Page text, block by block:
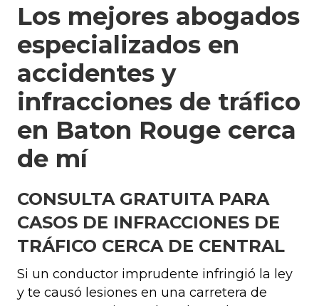
Los mejores abogados
especializados en
accidentes y
infracciones de tráfico
en Baton Rouge cerca
de mí
CONSULTA GRATUITA PARA
CASOS DE INFRACCIONES DE
TRÁFICO CERCA DE CENTRAL
Si un conductor imprudente infringió la ley
y te causó lesiones en una carretera de